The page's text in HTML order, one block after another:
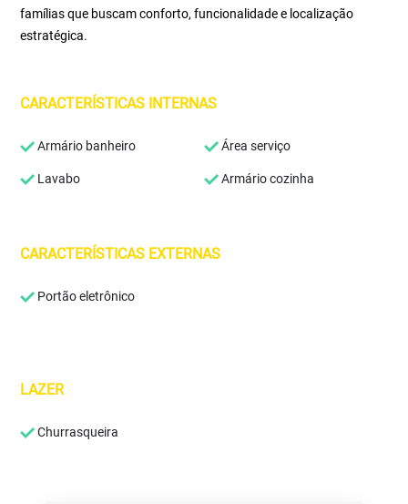
famílias que buscam conforto, funcionalidade e localização
estratégica.
CARACTERÍSTICAS INTERNAS
Armário banheiro Área serviço
Lavabo Armário cozinha
CARACTERÍSTICAS EXTERNAS
Portão eletrônico
LAZER
Churrasqueira